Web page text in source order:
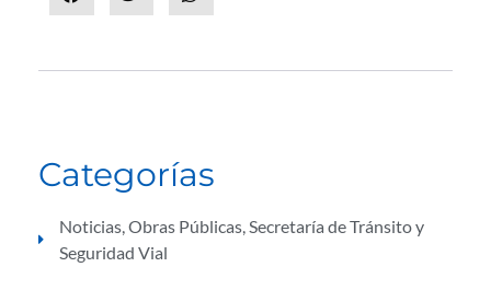
Categorías
Noticias,Obras Públicas,Secretaría de Tránsito y
Seguridad Vial